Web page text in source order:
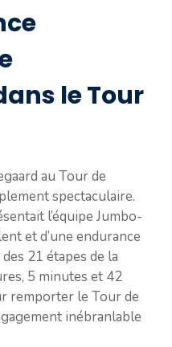
le Tour
au Tour de
spectaculaire.
l’équipe Jumbo-
et d’une endurance
21 étapes de la
5 minutes et 42
remporter le Tour de
inébranlable